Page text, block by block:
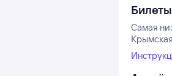
Самая